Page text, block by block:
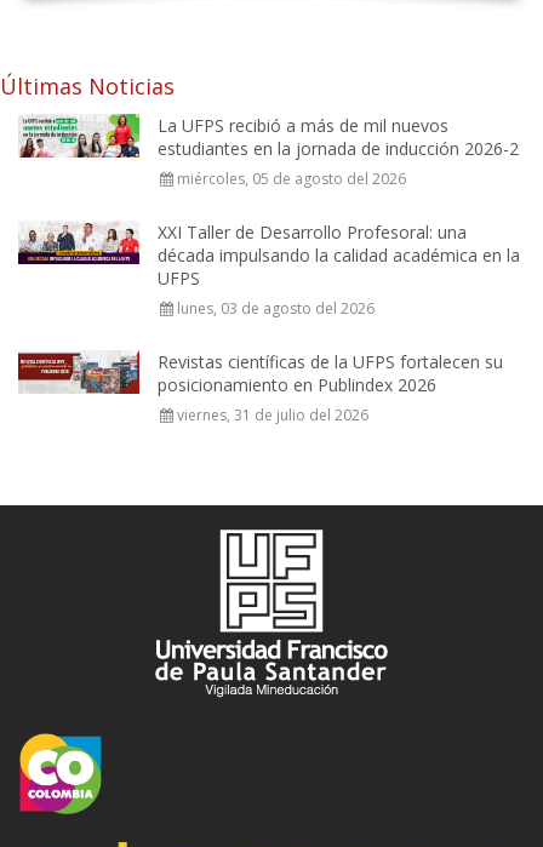
Últimas Noticias
La UFPS recibió a más de mil nuevos
estudiantes en la jornada de inducción 2026-2
miércoles, 05 de agosto del 2026
XXI Taller de Desarrollo Profesoral: una
década impulsando la calidad académica en la
UFPS
lunes, 03 de agosto del 2026
Revistas científicas de la UFPS fortalecen su
posicionamiento en Publindex 2026
viernes, 31 de julio del 2026